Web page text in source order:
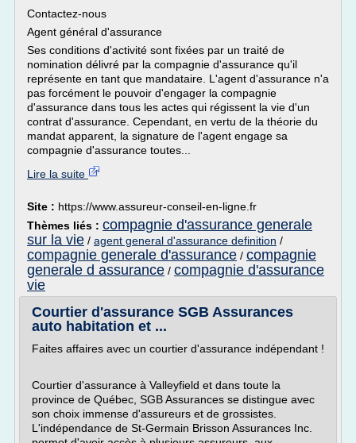
Contactez-nous
Agent général d'assurance
Ses conditions d'activité sont fixées par un traité de
nomination délivré par la compagnie d'assurance qu'il
représente en tant que mandataire. L'agent d'assurance n'a
pas forcément le pouvoir d'engager la compagnie
d'assurance dans tous les actes qui régissent la vie d'un
contrat d'assurance. Cependant, en vertu de la théorie du
mandat apparent, la signature de l'agent engage sa
compagnie d'assurance toutes...
Lire la suite
Site : https://www.assureur-conseil-en-ligne.fr
Thèmes liés : compagnie d'assurance generale
sur la vie / agent general d'assurance definition /
compagnie generale d'assurance / compagnie
generale d assurance / compagnie d'assurance
vie
Courtier d'assurance SGB Assurances
auto habitation et ...
Faites affaires avec un courtier d'assurance indépendant !
Courtier d'assurance à Valleyfield et dans toute la
province de Québec, SGB Assurances se distingue avec
son choix immense d'assureurs et de grossistes.
L'indépendance de St-Germain Brisson Assurances Inc.